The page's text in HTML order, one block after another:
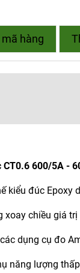
mã hàng
600/5A -
kiểu đúc Epoxy
xoay chiều giá
dụng cụ đo
năng lượng thấp